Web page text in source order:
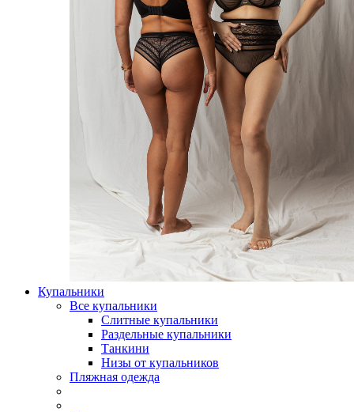
Купальники
Все купальники
Слитные купальники
Раздельные купальники
Танкини
Низы от купальников
Пляжная одежда